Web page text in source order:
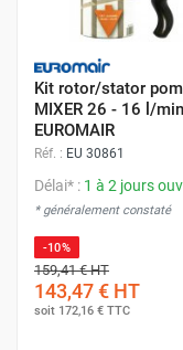
Kit rotor/stator
MIXER 26 - 16 l/
EUROMAIR
Réf. : EU 30861
Délai* : 1 à 2 jours
* généralement constaté
-10%
159,41 €HT
143,47 € HT
soit 172,16 € TTC